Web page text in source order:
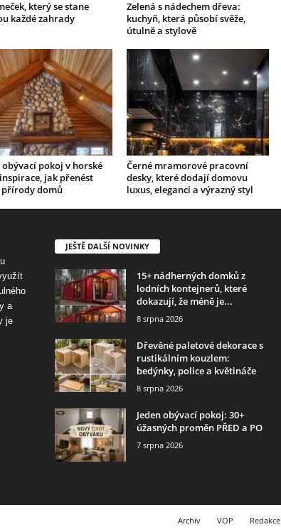
který se stane
každé zahrady
Zelená s nádechem dřeva:
kuchyň, která působí svěže,
útulně a stylově
pokoj v horské
jak přenést
přírody domů
Černé mramorové pracovní
desky, které dodají domovu
luxus, eleganci a výrazný styl
a
je
JEŠTĚ DALŠÍ NOVINKY
15+ nádherných domků z
lodních kontejnerů, které
dokazují, že méně je...
8 srpna 2026
Dřevěné paletové dekorace s
rustikálním kouzlem:
bedýnky, police a květináče
8 srpna 2026
Jeden obývací pokoj: 30+
úžasných proměn PŘED a PO
7 srpna 2026
Archiv VOP Redakce